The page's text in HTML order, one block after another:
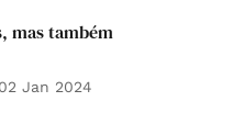
mas também
02 Jan 2024